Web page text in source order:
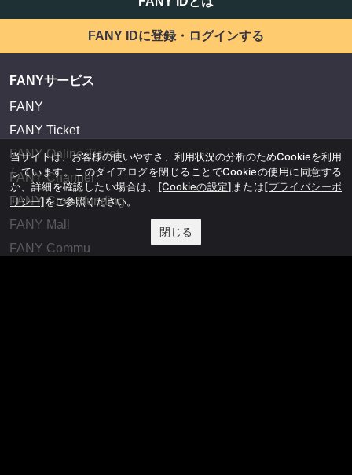
FANY IDに登録・ログインする
FANYサービス
FANY
FANY Ticket
FANY Online Ticket
FANY Channel
FANY Crowdfunding
FANY Mall
FANY Commu
当サイトは、お客様の使いやすさ、利用状況の分析のためCookieを利用
しています。このダイアログを閉じることでCookieの使用に同意する
か、詳細を確認したい場合は、 [Cookieの設定] または[プライバシーポ
リシー]をご参照ください。
閉じる